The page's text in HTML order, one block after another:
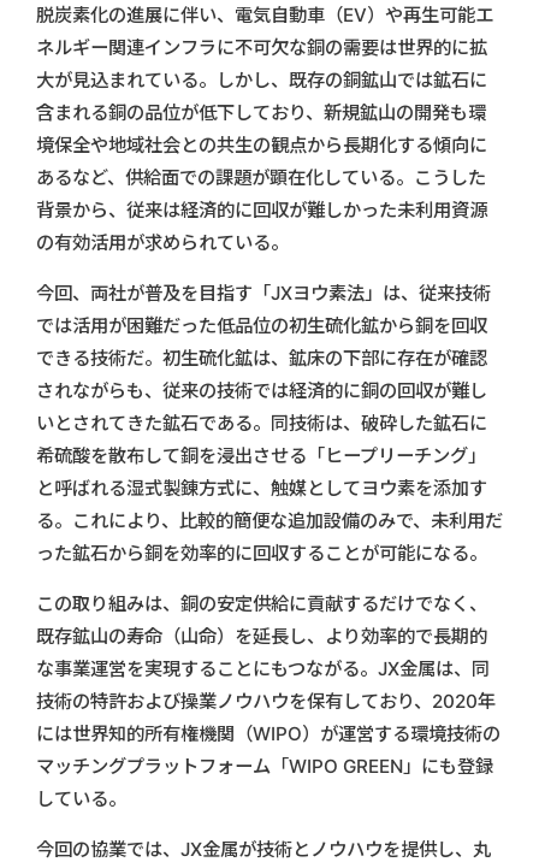
脱炭素化の進展に伴い、電気自動車（EV）や再生可能エ
ネルギー関連インフラに不可欠な銅の需要は世界的に拡
大が見込まれている。しかし、既存の銅鉱山では鉱石に
含まれる銅の品位が低下しており、新規鉱山の開発も環
境保全や地域社会との共生の観点から長期化する傾向に
あるなど、供給面での課題が顕在化している。こうした
背景から、従来は経済的に回収が難しかった未利用資源
の有効活用が求められている。
今回、両社が普及を目指す「JXヨウ素法」は、従来技術
では活用が困難だった低品位の初生硫化鉱から銅を回収
できる技術だ。初生硫化鉱は、鉱床の下部に存在が確認
されながらも、従来の技術では経済的に銅の回収が難し
いとされてきた鉱石である。同技術は、破砕した鉱石に
希硫酸を散布して銅を浸出させる「ヒープリーチング」
と呼ばれる湿式製錬方式に、触媒としてヨウ素を添加す
る。これにより、比較的簡便な追加設備のみで、未利用だ
った鉱石から銅を効率的に回収することが可能になる。
この取り組みは、銅の安定供給に貢献するだけでなく、
既存鉱山の寿命（山命）を延長し、より効率的で長期的
な事業運営を実現することにもつながる。JX金属は、同
技術の特許および操業ノウハウを保有しており、2020年
には世界知的所有権機関（WIPO）が運営する環境技術の
マッチングプラットフォーム「WIPO GREEN」にも登録
している。
今回の協業では、JX金属が技術とノウハウを提供し、丸